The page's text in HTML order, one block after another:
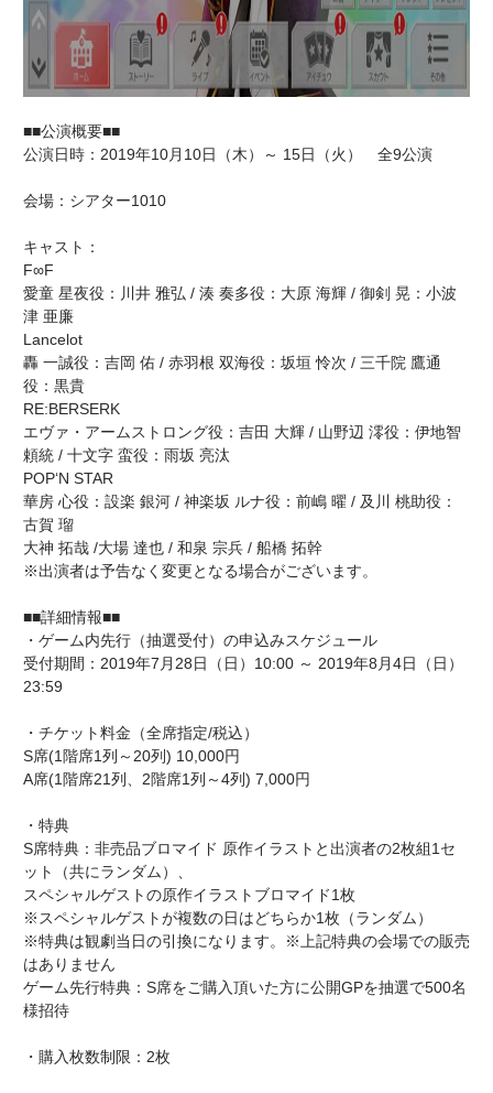
■■公演概要■■
公演日時：2019年10月10日（木）～ 15日（火） 全9公演
会場：シアター1010
キャスト：
F∞F
愛童 星夜役：川井 雅弘 / 湊 奏多役：大原 海輝 / 御剣 晃：小波
津 亜廉
Lancelot
轟 一誠役：吉岡 佑 / 赤羽根 双海役：坂垣 怜次 / 三千院 鷹通
役：黒貴
RE:BERSERK
エヴァ・アームストロング役：吉田 大輝 / 山野辺 澪役：伊地智
頼統 / 十文字 蛮役：雨坂 亮汰
POP‘N STAR
華房 心役：設楽 銀河 / 神楽坂 ルナ役：前嶋 曜 / 及川 桃助役：
古賀 瑠
大神 拓哉 /大場 達也 / 和泉 宗兵 / 船橋 拓幹
※出演者は予告なく変更となる場合がございます。
■■詳細情報■■
・ゲーム内先行（抽選受付）の申込みスケジュール
受付期間：2019年7月28日（日）10:00 ～ 2019年8月4日（日）
23:59
・チケット料金（全席指定/税込）
S席(1階席1列～20列) 10,000円
A席(1階席21列、2階席1列～4列) 7,000円
・特典
S席特典：非売品ブロマイド 原作イラストと出演者の2枚組1セ
ット（共にランダム）、
スペシャルゲストの原作イラストブロマイド1枚
※スペシャルゲストが複数の日はどちらか1枚（ランダム）
※特典は観劇当日の引換になります。※上記特典の会場での販売
はありません
ゲーム先行特典：S席をご購入頂いた方に公開GPを抽選で500名
様招待
・購入枚数制限：2枚